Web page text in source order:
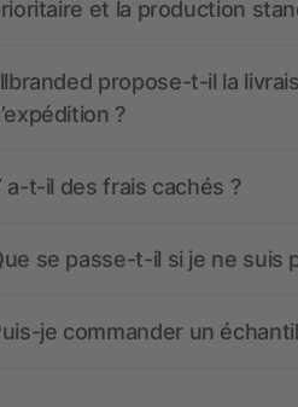
et la production
propose-t-il la
?
a-t-il des frais cachés ?
se passe-t-il si je ne suis
je commander un